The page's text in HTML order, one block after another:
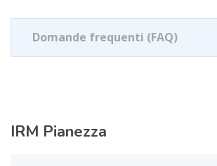
Domande frequenti (FAQ)
IRM Pianezza